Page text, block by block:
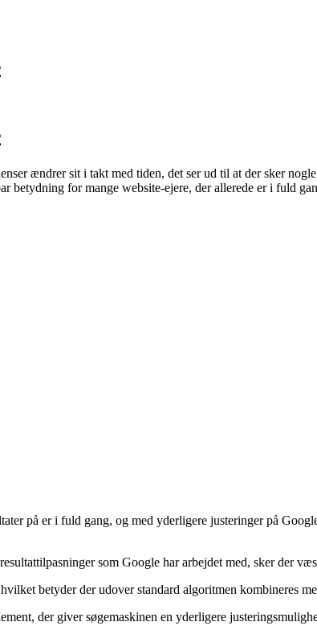
ændrer sit i takt med tiden, det ser ud til at der sker
betydning for mange website-ejere, der allerede er i fuld
på er i fuld gang, og med yderligere justeringer på
som Google har arbejdet med, sker der
betyder der udover standard algoritmen kombineres
der giver søgemaskinen en yderligere